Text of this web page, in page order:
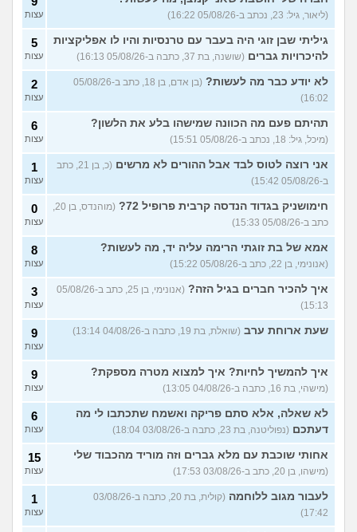
בת 23)
עצות
עדיין מוצצת אצבע כהרגעה,
מה ניתן לעשות?
(נרקיס, בת
30)
7
עצות
מסדר את ארון הילדות בבית
ההורים ומוצף בזכרונות. איך
להתמודד?
5
עצות
איך מפסיקים לפחד מזה שהזמן
עובר?
(אליזבת, בת 24)
9
עצות
עם מי אנשים מתייעצים כל
עצות
ורוצה לחזור לזה! (זלדוס, בן 22) עצות
בודדה מאוד בלי חברים כבר 5
שנים ולא יודעת איפה להכיר
(עדן, בת 23)
5
עצות
עוד שאלות חדשות במדור
(ליאור, גיל: 23, נכתב ב-05/08/26 16:22) עצות
גיליתי שבן זוגי היה בעבר עם טרנסיות והיו לו אפליקציות
להיכרויות גברים (שושנה, בת 37, כתבה ב-05/08/26 16:13)
5
עצות
לא יודע כבר מה לעשות?
(בן אדם, בן 18, כתב ב-05/08/26
16:02)
2
עצות
תהיתם פעם מה הכוונה שמישהו בלע את הלשון?
(מיכל, גיל: 18, נכתב ב-05/08/26 15:51)
6
עצות
אני רוצה לטוס לבד אבל ההורים לא מרשים
(כ, בן 21, כתב
ב-05/08/26 15:42)
1
עצות
חימושניק בגדוד הנדסה קרבית פרופיל 72?
(מוהנדס, בן 20,
כתב ב-05/08/26 15:33)
0
עצות
אמא של בת זוגתי הרימה עליה יד, מה לעשות?
(אנונימי, בן 22, כתב ב-05/08/26 15:22)
8
עצות
איך להכיר חברים בגיל הזה?
(אנונימי, בן 25, כתב ב-05/08/26
15:13)
3
עצות
שעת ארוחת ערב (שואלת, בת 19, כתבה ב-04/08/26 13:14) 9
עצות
איך להמשיך לחיות? איך למצוא מטרה מספקת?
(מישהי, בת 16, כתבה ב-04/08/26 13:05)
9
עצות
לא שאלה, אלא סתם פריקה ואשמח שתכתבו לי מה
דעתכם (נפוליטנה, בת 23, כתבה ב-03/08/26 18:04)
6
עצות
אחותי שוכבת עם מלא גברים וזה מוריד מהכבוד שלי
(מישהו, בן 20, כתב ב-03/08/26 17:53)
15
עצות
לעבור מגוב ללוחמה
(קולית, בת 20, כתבה ב-03/08/26
17:42)
1
עצות